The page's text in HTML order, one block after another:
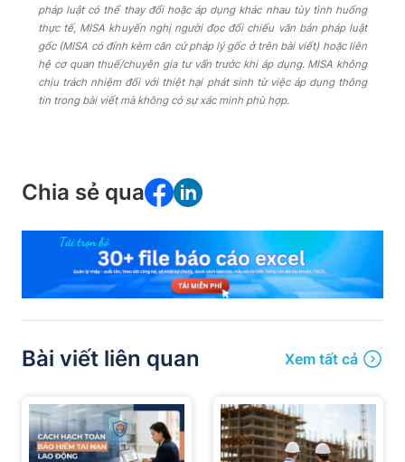
pháp luật có thể thay đổi hoặc áp dụng khác nhau tùy tình huống
thực tế, MISA khuyến nghị người đọc đối chiếu văn bản pháp luật
gốc (MISA có đính kèm căn cứ pháp lý gốc ở trên bài viết) hoặc liên
hệ cơ quan thuế/chuyên gia tư vấn trước khi áp dụng. MISA không
chịu trách nhiệm đối với thiệt hại phát sinh từ việc áp dụng thông
tin trong bài viết mà không có sự xác minh phù hợp.
Chia sẻ qua
Bài viết liên quan Xem tất cả